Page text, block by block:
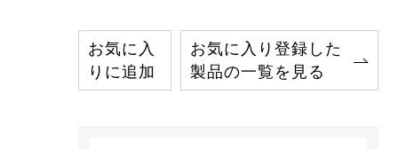
お気に入
りに追加
お気に入り登録した
製品の一覧を見る